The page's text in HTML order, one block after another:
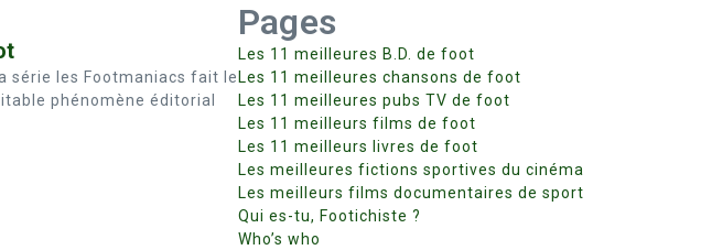
série les Footmaniacs fait le
phénomène éditorial
Pages
Les 11 meilleures B.D. de foot
Les 11 meilleures chansons de foot
Les 11 meilleures pubs TV de foot
Les 11 meilleurs films de foot
Les 11 meilleurs livres de foot
Les meilleures fictions sportives du cinéma
Les meilleurs films documentaires de sport
Qui es-tu, Footichiste ?
Who’s who